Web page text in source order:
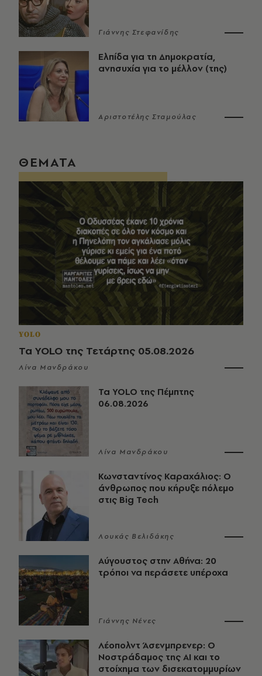
Γιάννης Στεφανίδης
Ελπίδα για τη Δημοκρατία,
ανησυχία για το μέλλον (της)
Αριστοτέλης Σταμούλας
ΘΕΜΑΤΑ
YOLO
Τα YOLO της Τετάρτης 05.08.2026
Λίνα Μανδράκου
Τα YOLO της Πέμπτης
06.08.2026
Λίνα Μανδράκου
Κωνσταντίνος Καραχάλιος: Ο
άνθρωπος που κήρυξε πόλεμο
στις Big Tech
Λουκάς Βελιδάκης
Αύγουστος στην Αθήνα: 20
τρόποι να περάσετε υπέροχα
Γιάννης Νένες
Λέοπολντ Άσενμπρενερ: Ο
Νοστράδαμος της AI και το
στοίχημα των δισεκατομμυρίων